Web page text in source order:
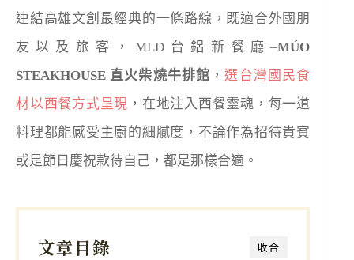
連結高雄文創最經典的一條路線，既適合外國朋
友以及旅客，MLD 台鋁新餐廳–MÚO
STEAKHOUSE 直火柴燒牛排館 ，選台灣國民食
材以西餐方式呈現 ，在地注入西餐靈魂，每一道
料理都能感受主廚的細膩度，不論作為招待貴賓
或是節日慶祝款待自己，都是那樣合適。
收合
文章目錄